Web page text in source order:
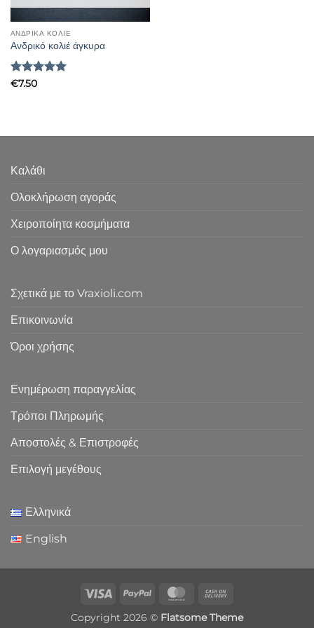
ΑΝΔΡΙΚΑ ΚΟΛΙΕ
Ανδρικό κολιέ άγκυρα
Βαθμολογήθηκε
€7.50
Καλάθι
Ολοκλήρωση αγοράς
Χειροποίητα κοσμήματα
Ο λογαριασμός μου
Σχετικά με το Vraxioli.com
Επικοινωνία
Όροι χρήσης
Ενημέρωση παραγγελίας
Τρόποι Πληρωμής
Αποστολές & Επιστροφές
Επιλογή μεγέθους
Ελληνικά
English
Visa PayPal MasterCard
Delivery
Copyright 2026 © Flatsome Theme